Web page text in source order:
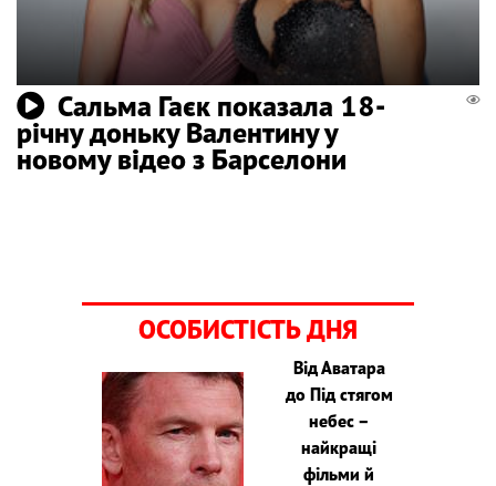
Сальма Гаєк показала 18-
річну доньку Валентину у
новому відео з Барселони
ОСОБИСТІСТЬ ДНЯ
Від Аватара
до Під стягом
небес –
найкращі
фільми й